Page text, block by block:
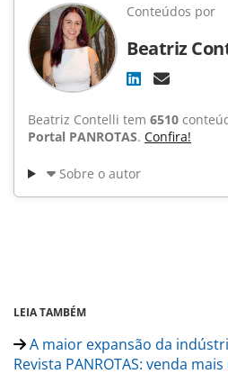
Conteúdos por
Beatriz
Beatriz Contelli tem 6510
Portal PANROTAS. Confira!
Sobre o autor
LEIA TAMBÉM
A maior expansão da
Revista PANROTAS: venda